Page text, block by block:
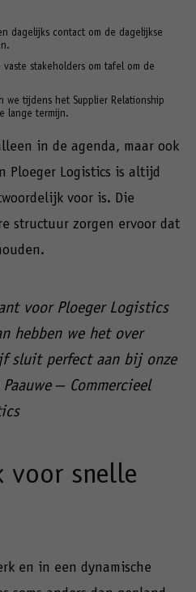
dagelijks contact om de dagelijkse
vaste stakeholders om tafel om de
we tijdens het Supplier Relationship
lange termijn.
in de agenda, maar ook
Ploeger Logistics is altijd
voor is. Die
structuur zorgen ervoor dat
voor Ploeger Logistics
hebben we het over
sluit perfect aan bij onze
– Commercieel
voor snelle
en in een dynamische